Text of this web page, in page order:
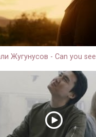
Жугунусов - Can you see